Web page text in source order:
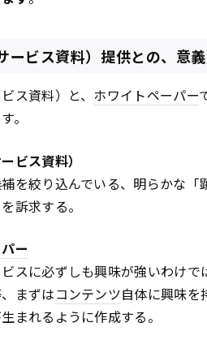
ービス資料）提供との、意義
ス資料）と、 ホワイトペーパー
。
ビス資料）
を絞り込んでいる、明らかな「
訴求する。
ー
スに必ずしも興味が強いわけで
まずはコンテンツ自体に興味を
まれるように作成する。